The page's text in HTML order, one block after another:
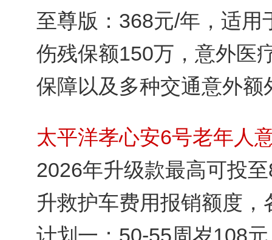
至尊版：368元/年，适
伤残保额150万，意外医
保障以及多种交通意外额
太平洋孝心安6号老年人
2026年升级款最高可投
升救护车费用报销额度
计划一：50-55周岁108